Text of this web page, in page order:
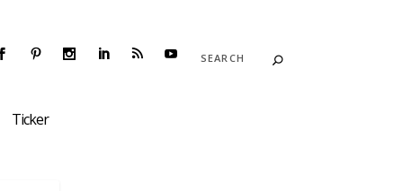
Ticker